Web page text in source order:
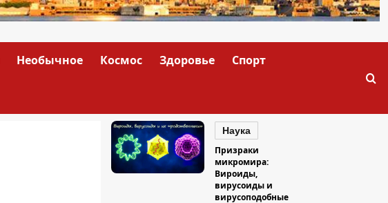
Необычное Космос Здоровье Спорт
Наука
Призраки
микромира:
Вироиды,
вирусоиды и
вирусоподобные